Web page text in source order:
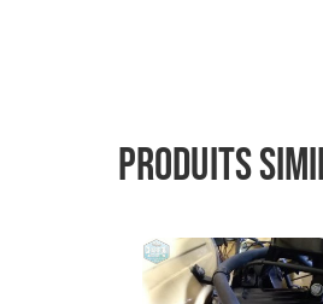
Produits